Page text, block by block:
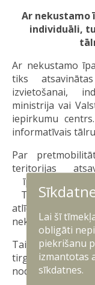
Ar nekustamo
individuāli,
Ar nekustamo
tiks
izvietošanai,
ministrija vai
iepirkumu
informatīvais
Par
teritorijas
īpašniekiem
Taisnīgas
atlīdzības
nekustamā
Taisnīga
tirgus vērtības
nodarīto
Lai šī
obligāti
piekrišanu
izmantotas
sīkdatnes.